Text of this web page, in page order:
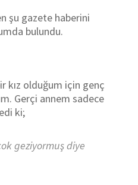
şu gazete haberini
bulundu.
kız olduğum için genç
Gerçi annem sadece
ki;
geziyormuş diye